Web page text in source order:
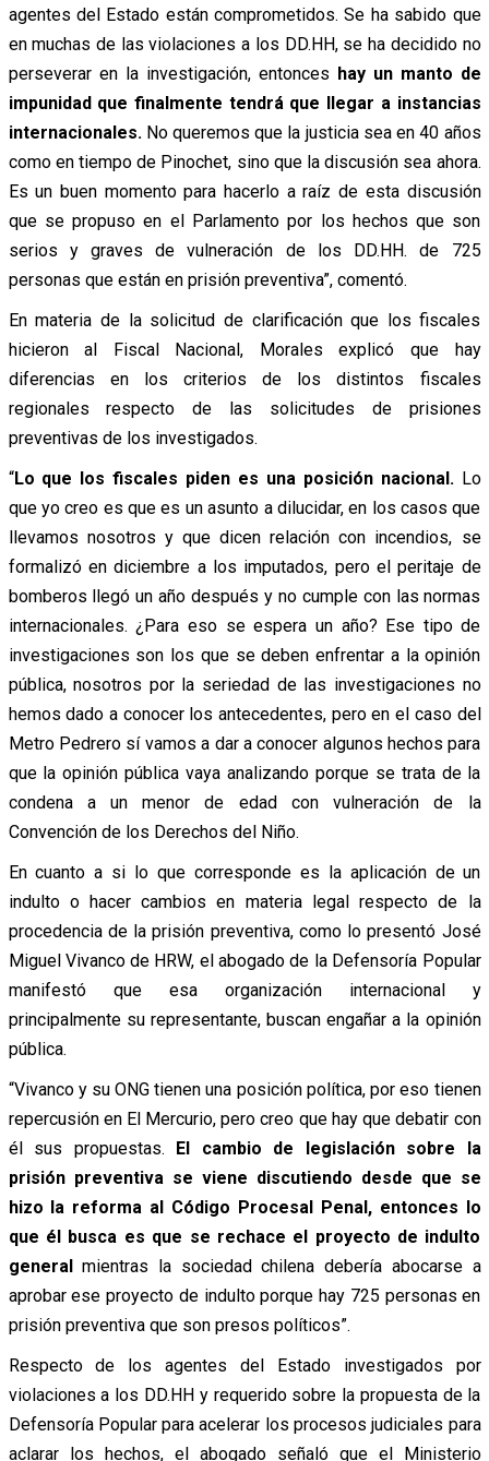
agentes del Estado están comprometidos. Se ha sabido que
en muchas de las violaciones a los DD.HH, se ha decidido no
perseverar en la investigación, entonces hay un manto de
impunidad que finalmente tendrá que llegar a instancias
internacionales. No queremos que la justicia sea en 40 años
como en tiempo de Pinochet, sino que la discusión sea ahora.
Es un buen momento para hacerlo a raíz de esta discusión
que se propuso en el Parlamento por los hechos que son
serios y graves de vulneración de los DD.HH. de 725
personas que están en prisión preventiva”, comentó.
En materia de la solicitud de clarificación que los fiscales
hicieron al Fiscal Nacional, Morales explicó que hay
diferencias en los criterios de los distintos fiscales
regionales respecto de las solicitudes de prisiones
preventivas de los investigados.
“Lo que los fiscales piden es una posición nacional. Lo
que yo creo es que es un asunto a dilucidar, en los casos que
llevamos nosotros y que dicen relación con incendios, se
formalizó en diciembre a los imputados, pero el peritaje de
bomberos llegó un año después y no cumple con las normas
internacionales. ¿Para eso se espera un año? Ese tipo de
investigaciones son los que se deben enfrentar a la opinión
pública, nosotros por la seriedad de las investigaciones no
hemos dado a conocer los antecedentes, pero en el caso del
Metro Pedrero sí vamos a dar a conocer algunos hechos para
que la opinión pública vaya analizando porque se trata de la
condena a un menor de edad con vulneración de la
Convención de los Derechos del Niño.
En cuanto a si lo que corresponde es la aplicación de un
indulto o hacer cambios en materia legal respecto de la
procedencia de la prisión preventiva, como lo presentó José
Miguel Vivanco de HRW, el abogado de la Defensoría Popular
manifestó que esa organización internacional y
principalmente su representante, buscan engañar a la opinión
pública.
“Vivanco y su ONG tienen una posición política, por eso tienen
repercusión en El Mercurio, pero creo que hay que debatir con
él sus propuestas. El cambio de legislación sobre la
prisión preventiva se viene discutiendo desde que se
hizo la reforma al Código Procesal Penal, entonces lo
que él busca es que se rechace el proyecto de indulto
generalmientras la sociedad chilena debería abocarse a
aprobar ese proyecto de indulto porque hay 725 personas en
prisión preventiva que son presos políticos”.
Respecto de los agentes del Estado investigados por
violaciones a los DD.HH y requerido sobre la propuesta de la
Defensoría Popular para acelerar los procesos judiciales para
aclarar los hechos, el abogado señaló que el Ministerio